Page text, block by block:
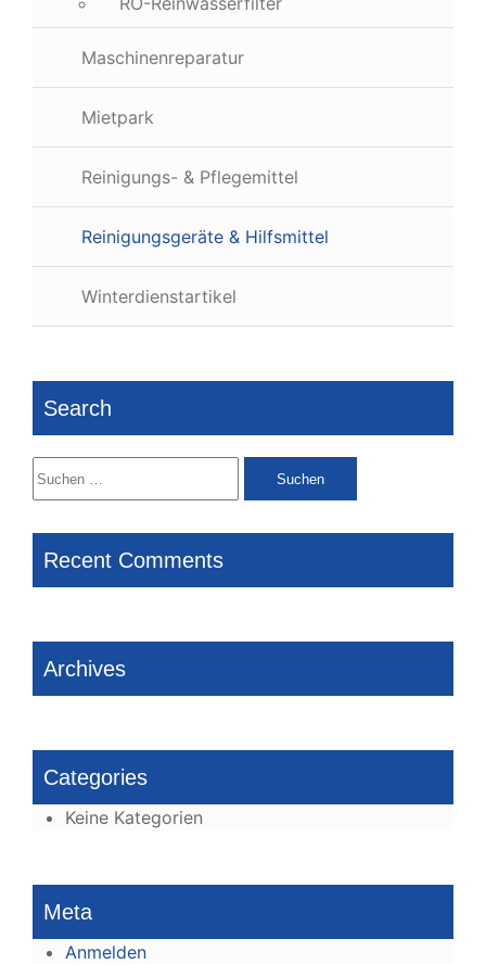
Maschinenreparatur
Mietpark
Reinigungs- & Pflegemittel
Reinigungsgeräte & Hilfsmittel
Winterdienstartikel
Search
Suchen
nach:
Recent Comments
Archives
Categories
Keine Kategorien
Meta
Anmelden